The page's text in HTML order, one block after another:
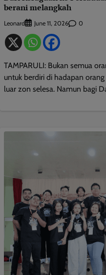
berani melangkah
Leonard June 11, 2026 0
TAMPARULI: Bukan semua
untuk berdiri di hadapan
luar zon selesa. Namun bagi